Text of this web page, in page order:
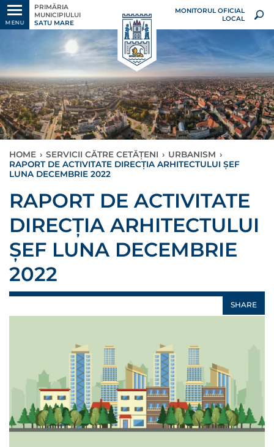
MENU
PRIMĂRIA
MUNICIPIULUI
SATU MARE
MONITORUL OFICIAL
LOCAL
HOME › SERVICII CĂTRE CETĂȚENI › URBANISM ›
RAPORT DE ACTIVITATE DIRECȚIA ARHITECTULUI ȘEF
LUNA DECEMBRIE 2022
RAPORT DE ACTIVITATE
DIRECȚIA ARHITECTULUI
ȘEF LUNA DECEMBRIE
2022
SHARE